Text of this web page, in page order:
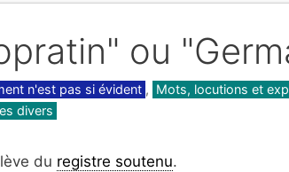
ou
n'est pas si évident , Mots, locutions et
divers
du registre soutenu.